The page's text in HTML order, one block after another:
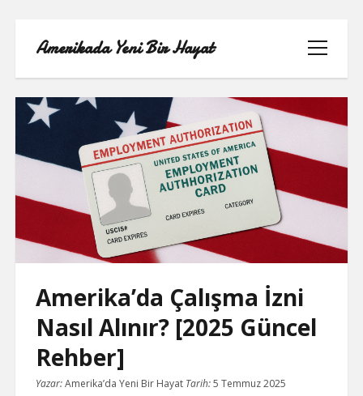
Amerikada Yeni Bir Hayat
menüyü
aç
ÖRNEK SAYFA
Amerika’da Çalışma İzni
Nasıl Alınır? [2025 Güncel
Rehber]
Yazar:Amerika’da Yeni Bir Hayat Tarih:5 Temmuz 2025